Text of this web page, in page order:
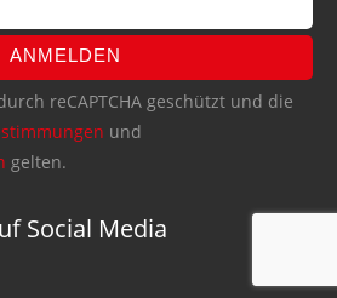
ANMELDEN
reCAPTCHA geschützt und die
und
gelten.
Social Media